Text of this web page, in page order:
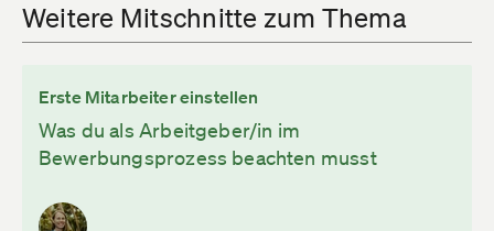
Weitere Mitschnitte zum Thema
Erste Mitarbeiter einstellen
Was du als Arbeitgeber/in im
Bewerbungsprozess beachten musst